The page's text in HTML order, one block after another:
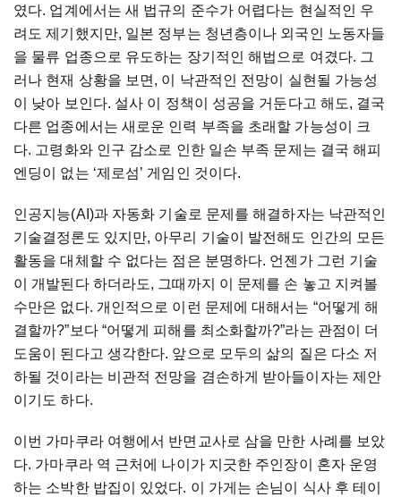
였다. 업계에서는 새 법규의 준수가 어렵다는 현실적인 우
려도 제기했지만, 일본 정부는 청년층이나 외국인 노동자들
을 물류 업종으로 유도하는 장기적인 해법으로 여겼다. 그
러나 현재 상황을 보면, 이 낙관적인 전망이 실현될 가능성
이 낮아 보인다. 설사 이 정책이 성공을 거둔다고 해도, 결국
다른 업종에서는 새로운 인력 부족을 초래할 가능성이 크
다. 고령화와 인구 감소로 인한 일손 부족 문제는 결국 해피
엔딩이 없는 ‘제로섬’ 게임인 것이다.
인공지능(AI)과 자동화 기술로 문제를 해결하자는 낙관적인
기술결정론도 있지만, 아무리 기술이 발전해도 인간의 모든
활동을 대체할 수 없다는 점은 분명하다. 언젠가 그런 기술
이 개발된다 하더라도, 그때까지 이 문제를 손 놓고 지켜볼
수만은 없다. 개인적으로 이런 문제에 대해서는 “어떻게 해
결할까?”보다 “어떻게 피해를 최소화할까?”라는 관점이 더
도움이 된다고 생각한다. 앞으로 모두의 삶의 질은 다소 저
하될 것이라는 비관적 전망을 겸손하게 받아들이자는 제안
이기도 하다.
이번 가마쿠라 여행에서 반면교사로 삼을 만한 사례를 보았
다. 가마쿠라 역 근처에 나이가 지긋한 주인장이 혼자 운영
하는 소박한 밥집이 있었다. 이 가게는 손님이 식사 후 테이